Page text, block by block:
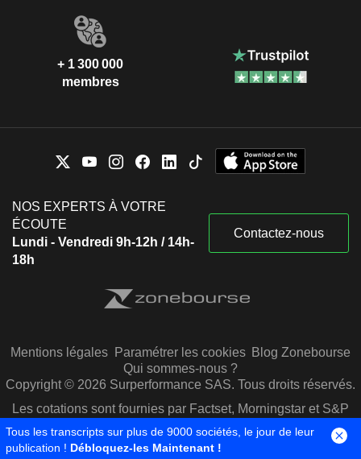
+ 1 300 000
membres
NOS EXPERTS À VOTRE
ÉCOUTE
Lundi - Vendredi 9h-12h / 14h-
18h
Contactez-nous
Mentions légales Paramétrer les cookies Blog Zonebourse
Qui sommes-nous ?
Copyright © 2026 Surperformance SAS. Tous droits réservés.
Les cotations sont fournies par Factset, Morningstar et S&P
Capital IQ
Tous les transcripts sur plus de 9000 sociétés, le jour de leur
publication ! Débloquez-les Maintenant !